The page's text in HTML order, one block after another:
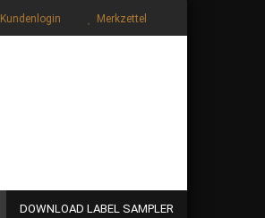
Kundenlogin Merkzettel
DOWNLOAD LABEL SAMPLER